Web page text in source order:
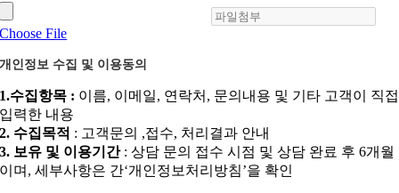
Choose File
개인정보 수집 및 이용동의
1.수집항목 : 이름, 이메일, 연락처, 문의내용 및 기타 고객이 직접
입력한 내용
2. 수집목적 : 고객문의 ,접수, 처리결과 안내
3. 보유 및 이용기간: 상담 문의 접수 시점 및 상담 완료 후 6개월
이며, 세부사항은 간‘개인정보처리방침’을 확인